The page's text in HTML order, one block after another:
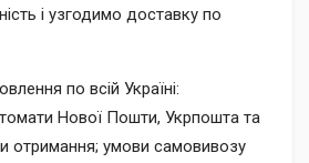
і узгодимо доставку по
по всій Україні:
Нової Пошти, Укрпошта та
отримання; умови самовивозу